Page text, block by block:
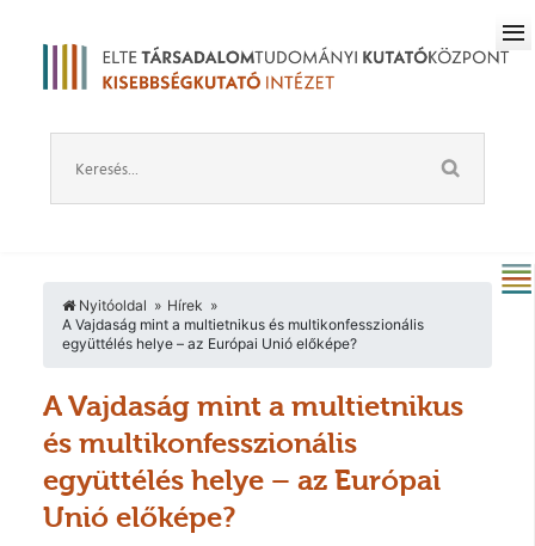
Nyitóoldal
Hírek
A Vajdaság mint a multietnikus és multikonfesszionális
együttélés helye – az Európai Unió előképe?
A Vajdaság mint a multietnikus
és multikonfesszionális
együttélés helye – az Európai
Unió előképe?